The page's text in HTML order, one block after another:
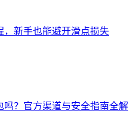
，新手也能避开滑点损失
吗？官方渠道与安全指南全解